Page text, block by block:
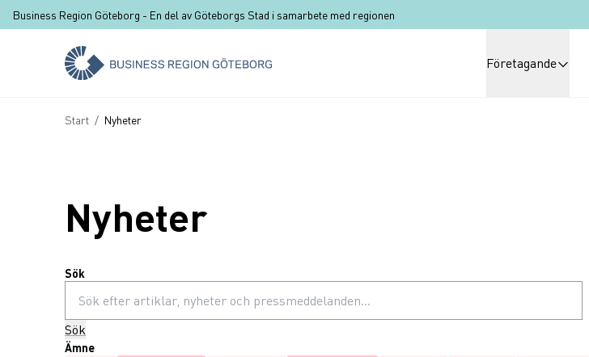
Hoppa till huvudinnehåll
Business Region Göteborg - En del av Göteborgs Stad i samarbete med regionen
Företagande
Länkstig
Start / Nyheter
Nyheter
Sök
Sök
Ämne